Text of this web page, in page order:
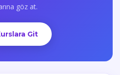
göz at.
Git